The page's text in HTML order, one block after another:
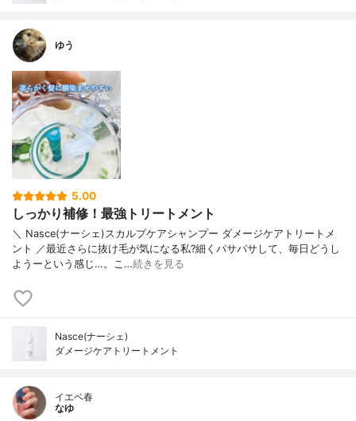
ゆう
5.00
しっかり補修！最強トリートメント
＼ Nasce(ナーシェ)スカルプケアシャンプー ダメージケアトリートメ
ント ／最近さらに抜け毛が気になる私?細くパサパサして、毎日どうし
ようーという感じ…。こ…続きを見る
Nasce(ナーシェ)
ダメージケアトリートメント
イエベ春
なゆ